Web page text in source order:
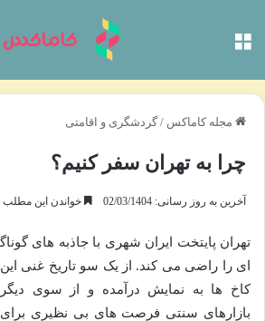
مجله کاماکس / گردشگری و اقامتی
چرا به تهران سفر کنیم؟
آخرین به روز رسانی: 02/03/1404 خواندن این مطلب 8 دقیقه زمان میبرد
تهران پایتخت ایران شهری با جاذبه های
ای را راضی می کند. از یک سو تاریخ غنی
کاخ ها به نمایش درآمده و از سوی
بازارهای سنتی فرصت های بی نظیری